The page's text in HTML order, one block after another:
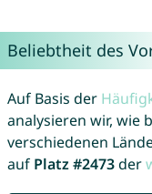
Beliebtheit des
Auf Basis der
analysieren wir, wie
verschiedenen
auf Platz #2473der